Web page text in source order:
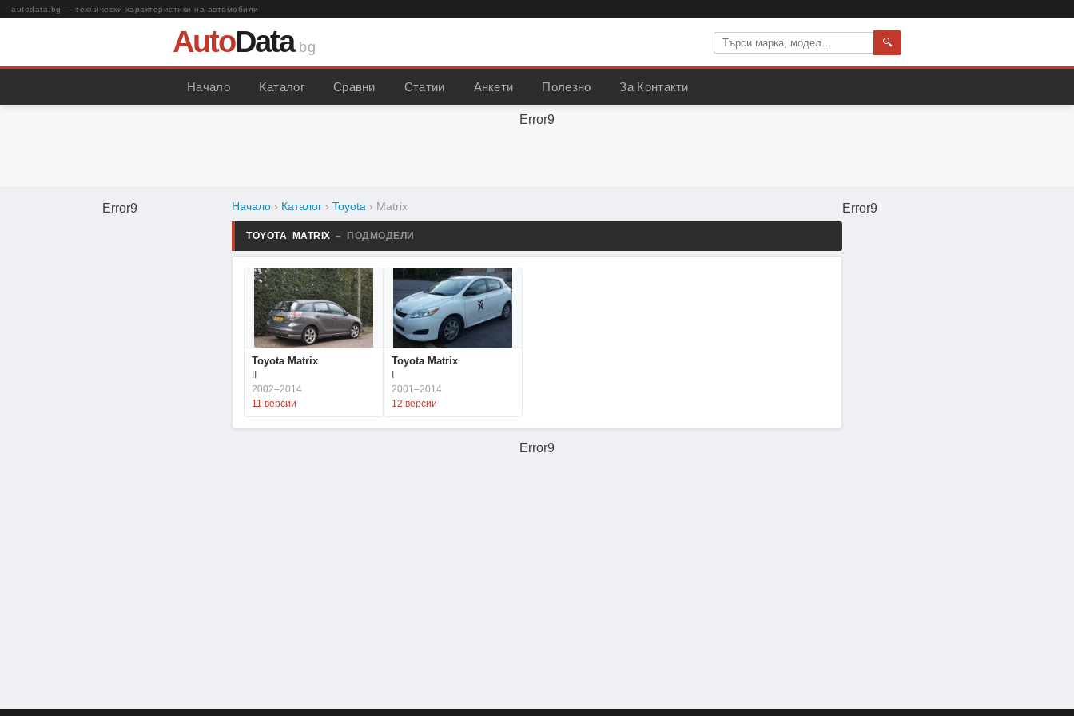
autodata.bg — технически характеристики на автомобили
AutoData.bg 🔍
Начало Kаталог Сравни Статии Анкети Полезно За Контакти
Error9
Error9 Начало › Каталог › Toyota › Matrix
TOYOTA MATRIX – ПОДМОДЕЛИ
Toyota Matrix
2002–2014
11 версии
Toyota Matrix
2001–2014
12 версии
Error9
Error9